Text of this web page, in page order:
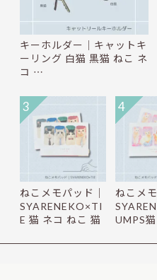
キーホルダー｜キャットキ
ーリング 白猫 黒猫 ねこ ネ
コ …
ねこメモパッド｜
SYARENEKO×TI
E 猫 ネコ ねこ 猫
3
ねこメ
UMPS
4